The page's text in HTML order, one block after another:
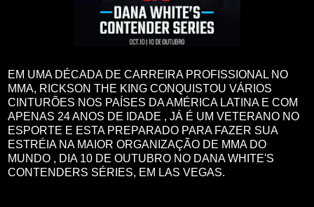
EM UMA DÉCADA DE CARREIRA PROFISSIONAL NO
MMA, RICKSON THE KING CONQUISTOU VÁRIOS
CINTURÕES NOS PAÍSES DA AMÉRICA LATINA E COM
APENAS 24 ANOS DE IDADE , JÁ É UM VETERANO NO
ESPORTE E ESTA PREPARADO PARA FAZER SUA
ESTRÉIA NA MAIOR ORGANIZAÇÃO DE MMA DO
MUNDO , DIA 10 DE OUTUBRO NO DANA WHITE'S
CONTENDERS SÉRIES, EM LAS VEGAS.